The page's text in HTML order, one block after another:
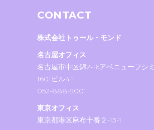
CONTACT
株式会社トゥール・モンド
名古屋オフィス
名古屋市中区錦2-16アベニューフシミ
1601ビル4F
052-888-9001
東京オフィス
東京都港区麻布十番２-13-1